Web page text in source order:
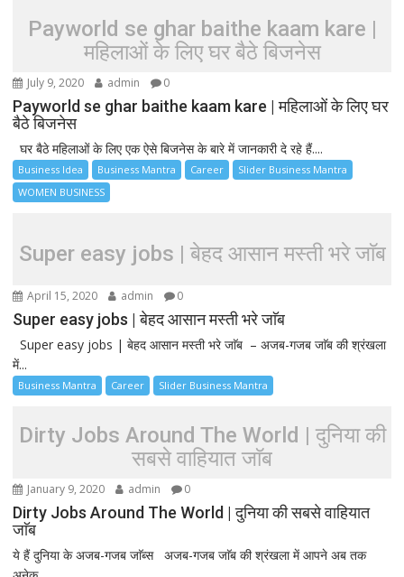
Payworld se ghar baithe kaam kare |
महिलाओं के लिए घर बैठे बिजनेस
July 9, 2020 admin 0
Payworld se ghar baithe kaam kare | महिलाओं के लिए घर
बैठे बिजनेस
घर बैठे महिलाओं के लिए एक ऐसे बिजनेस के बारे में जानकारी दे रहे हैं....
Business Idea Business Mantra Career
Slider Business Mantra
WOMEN BUSINESS
Super easy jobs | बेहद आसान मस्ती भरे जाॅब
April 15, 2020 admin 0
Super easy jobs | बेहद आसान मस्ती भरे जाॅब
Super easy jobs | बेहद आसान मस्ती भरे जाॅब – अजब-गजब जाॅब की श्रंखला
में...
Business Mantra Career Slider Business Mantra
Dirty Jobs Around The World | दुनिया की
सबसे वाहियात जाॅब
January 9, 2020 admin 0
Dirty Jobs Around The World | दुनिया की सबसे वाहियात
जाॅब
ये हैं दुनिया के अजब-गजब जाॅब्स अजब-गजब जाॅब की श्रंखला में आपने अब तक